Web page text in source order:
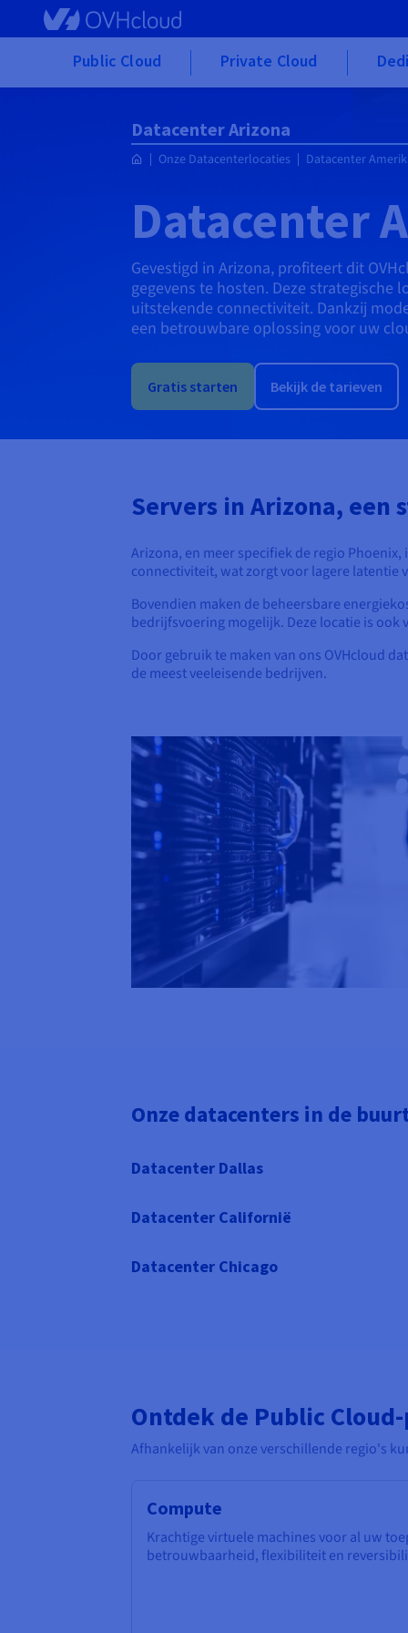
Skip to main content
Public Cloud Private Cloud
Datacenter Arizona
Onze Datacenterlocaties Datacenter
Datacenter
Gevestigd in Arizona, profiteert dit
gegevens te hosten. Deze
uitstekende connectiviteit. Dankzij
een betrouwbare oplossing voor uw
Gratis starten Bekijk de tarieven
Servers in Arizona, een
Arizona, en meer specifiek de regio
connectiviteit, wat zorgt voor lagere latentie
Bovendien maken de beheersbare
bedrijfsvoering mogelijk. Deze locatie is
Door gebruik te maken van ons OVHcloud
de meest veeleisende bedrijven.
Onze datacenters in de
Datacenter Dallas
Datacenter Californië
Datacenter Chicago
Ontdek de Public
Afhankelijk van onze verschillende regio's
Compute
Krachtige virtuele machines voor al uw
betrouwbaarheid, flexibiliteit en